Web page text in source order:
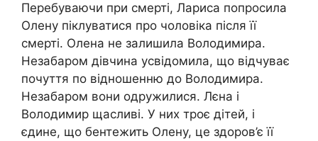
Перебуваючи при смерті, Лариса попросила
Олену піклуватися про чоловіка після її
смерті. Олена не залишила Володимира.
Незабаром дівчина усвідомила, що відчуває
почуття по відношенню до Володимира.
Незабаром вони одружилися. Лєна і
Володимир щасливі. У них троє дітей, і
єдине, що бентежить Олену, це здоров’є її